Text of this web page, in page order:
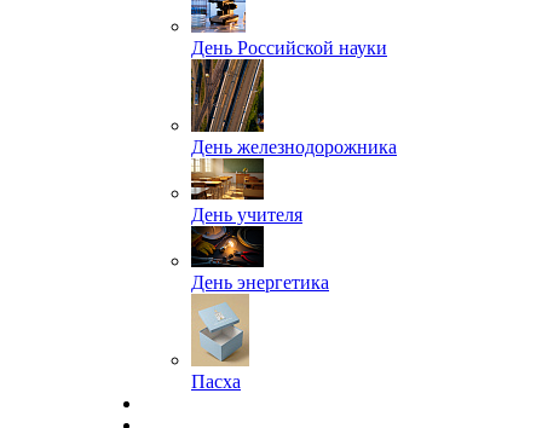
День Российской науки
День железнодорожника
День учителя
День энергетика
Пасха